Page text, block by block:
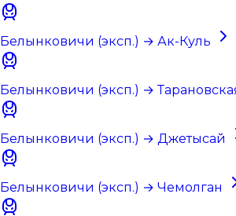
Белынковичи (эксп.) → Ак-Куль
Белынковичи (эксп.) →
Белынковичи (эксп.) → Джетысай
Белынковичи (эксп.) → Чемолган